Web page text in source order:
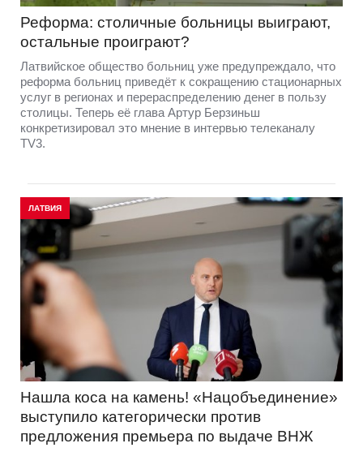
Реформа: столичные больницы выиграют,
остальные проиграют?
Латвийское общество больниц уже предупреждало, что
реформа больниц приведёт к сокращению стационарных
услуг в регионах и перераспределению денег в пользу
столицы. Теперь её глава Артур Берзиньш
конкретизировал это мнение в интервью телеканалу
TV3.
ЛАТВИЯ
Нашла коса на камень! «Нацобъединение»
выступило категорически против
предложения премьера по выдаче ВНЖ